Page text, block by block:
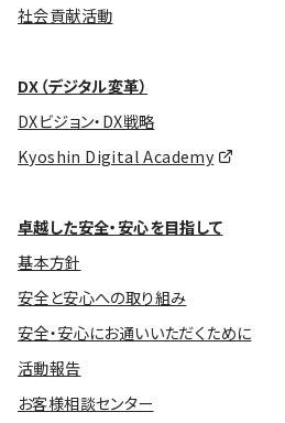
社会貢献活動
DX（デジタル変革）
DXビジョン・DX戦略
Kyoshin Digital Academy
卓越した安全・安心を目指して
基本方針
安全と安心への取り組み
安全・安心にお通いいただくために
活動報告
お客様相談センター